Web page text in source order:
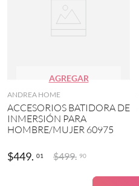
AGREGAR
ANDREA HOME
ACCESORIOS BATIDORA DE
INMERSIÓN PARA
HOMBRE/MUJER 60975
$449. 01 $499. 90